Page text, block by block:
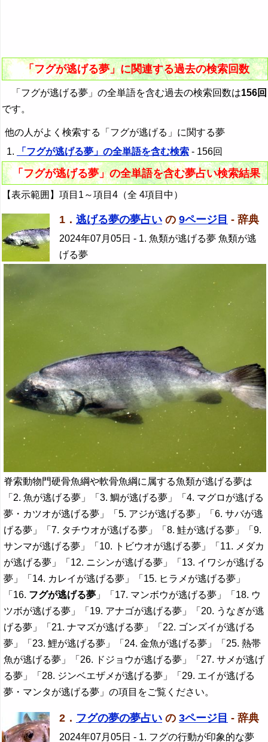
「フグが逃げる夢」に関連する過去の検索回数
「フグが逃げる夢」の全単語を含む過去の検索回数は156回
です。
他の人がよく検索する「フグが逃げる」に関する夢
「フグが逃げる夢」の全単語を含む検索 - 156回
「フグが逃げる夢」の全単語を含む夢占い検索結果
【表示範囲】項目1～項目4（全 4項目中）
1． 逃げる夢の夢占い の 9ページ目 - 辞典
2024年07月05日 - 1. 魚類が逃げる夢 魚類が逃
げる夢
脊索動物門硬骨魚綱や軟骨魚綱に属する魚類が逃げる夢は
「2. 魚が逃げる夢」「3. 鯛が逃げる夢」「4. マグロが逃げる
夢・カツオが逃げる夢」「5. アジが逃げる夢」「6. サバが逃
げる夢」「7. タチウオが逃げる夢」「8. 鮭が逃げる夢」「9.
サンマが逃げる夢」「10. トビウオが逃げる夢」「11. メダカ
が逃げる夢」「12. ニシンが逃げる夢」「13. イワシが逃げる
夢」「14. カレイが逃げる夢」「15. ヒラメが逃げる夢」
「16. フグが逃げる夢 」「17. マンボウが逃げる夢」「18. ウ
ツボが逃げる夢」「19. アナゴが逃げる夢」「20. うなぎが逃
げる夢」「21. ナマズが逃げる夢」「22. ゴンズイが逃げる
夢」「23. 鯉が逃げる夢」「24. 金魚が逃げる夢」「25. 熱帯
魚が逃げる夢」「26. ドジョウが逃げる夢」「27. サメが逃げ
る夢」「28. ジンベエザメが逃げる夢」「29. エイが逃げる
夢・マンタが逃げる夢」の項目をご覧ください。
2． フグの夢の夢占い の 3ページ目 - 辞典
2024年07月05日 - 1. フグの行動が印象的な夢